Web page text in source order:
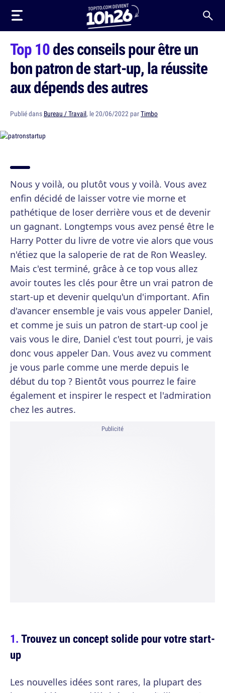
Top 10des conseils pour être un
bon patron de start-up, la réussite
aux dépends des autres
Publié dans Bureau / Travail, le 20/06/2022 parTimbo
Nous y voilà, ou plutôt vous y voilà. Vous avez
enfin décidé de laisser votre vie morne et
pathétique de loser derrière vous et de devenir
un gagnant. Longtemps vous avez pensé être le
Harry Potter du livre de votre vie alors que vous
n'étiez que la saloperie de rat de Ron Weasley.
Mais c'est terminé, grâce à ce top vous allez
avoir toutes les clés pour être un vrai patron de
start-up et devenir quelqu'un d'important. Afin
d'avancer ensemble je vais vous appeler Daniel,
et comme je suis un patron de start-up cool je
vais vous le dire, Daniel c'est tout pourri, je vais
donc vous appeler Dan. Vous avez vu comment
je vous parle comme une merde depuis le
début du top ? Bientôt vous pourrez le faire
également et inspirer le respect et l'admiration
chez les autres.
Publicité
Trouvez un concept solide pour votre start-
up
Les nouvelles idées sont rares, la plupart des